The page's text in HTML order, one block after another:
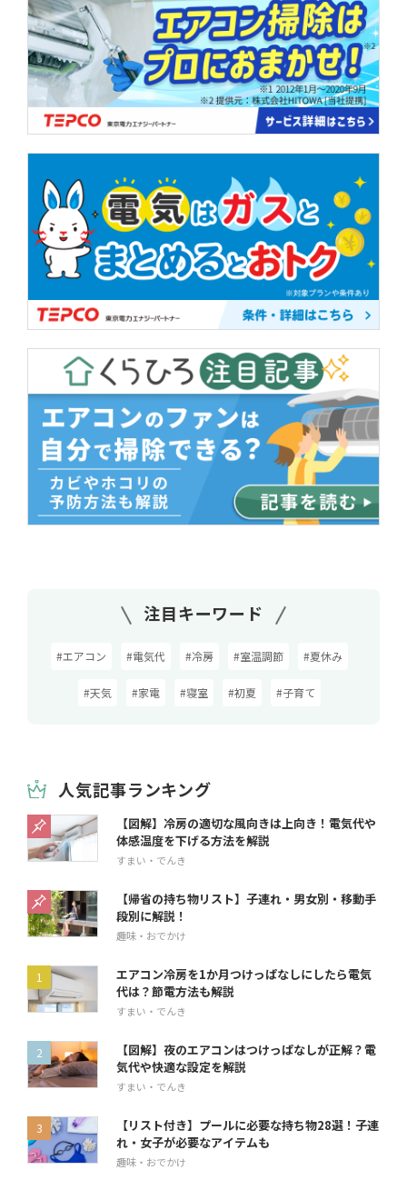
注目キーワード
#エアコン #電気代 #冷房 #室温調節 #夏休み
#天気 #家電 #寝室 #初夏 #子育て
人気記事ランキング
【図解】冷房の適切な風向きは上向き！電気代や
体感温度を下げる方法を解説
すまい・でんき
【帰省の持ち物リスト】子連れ・男女別・移動手
段別に解説！
趣味・おでかけ
エアコン冷房を1か月つけっぱなしにしたら電気
代は？節電方法も解説
すまい・でんき
【図解】夜のエアコンはつけっぱなしが正解？電
気代や快適な設定を解説
すまい・でんき
【リスト付き】プールに必要な持ち物28選！子連
れ・女子が必要なアイテムも
趣味・おでかけ